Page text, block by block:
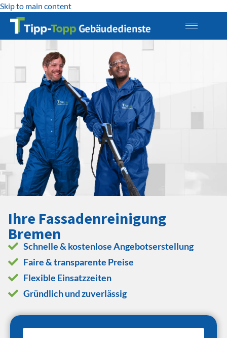
Skip to main content
Ihre Fassadenreinigung
Bremen
Schnelle & kostenlose Angebotserstellung
Faire & transparente Preise
Flexible Einsatzzeiten
Gründlich und zuverlässig